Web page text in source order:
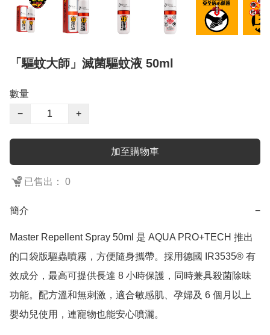
「驅蚊大師」滅菌驅蚊液 50ml
數量
−
+
加至購物車
已售出： 0
簡介 −
Master Repellent Spray 50ml 是 AQUA PRO+TECH 推出
的口袋版驅蟲噴霧，方便隨身攜帶。採用德國 IR3535® 有
效成分，最高可提供長達 8 小時保護，同時兼具殺菌除味
功能。配方溫和無刺激，適合敏感肌、孕婦及 6 個月以上
嬰幼兒使用，連寵物也能安心噴灑。